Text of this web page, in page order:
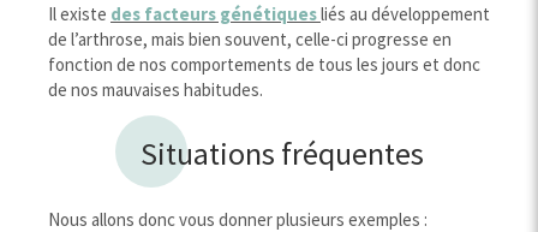
Il existe des facteurs génétiquesliés au développement
de l’arthrose, mais bien souvent, celle-ci progresse en
fonction de nos comportements de tous les jours et donc
de nos mauvaises habitudes.
Situations fréquentes
Nous allons donc vous donner plusieurs exemples :